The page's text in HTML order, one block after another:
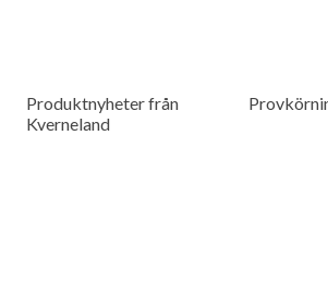
Produktnyheter från
Kverneland